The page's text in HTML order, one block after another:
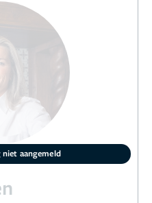
aangemeld